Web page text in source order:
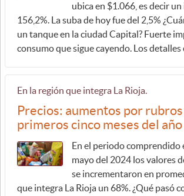
ubica en $1.066, es decir
156,2%. La suba de hoy fue del 2,5%
un tanque en la ciudad Capital? Fuerte
consumo que sigue cayendo. Los detalles
En la región que integra La Rioja.
Precios: aumentos por
primeros cinco meses del año
En el periodo comprendido
mayo del 2024 los valores
se incrementaron en
que integra La Rioja un 68%. ¿Qué pasó